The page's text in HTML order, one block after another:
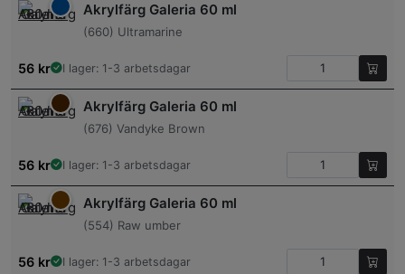
Akrylfärg Galeria 60 ml
(660) Ultramarine
56 kr I lager: 1-3 arbetsdagar
Akrylfärg Galeria 60 ml
(676) Vandyke Brown
56 kr I lager: 1-3 arbetsdagar
Akrylfärg Galeria 60 ml
(554) Raw umber
56 kr I lager: 1-3 arbetsdagar